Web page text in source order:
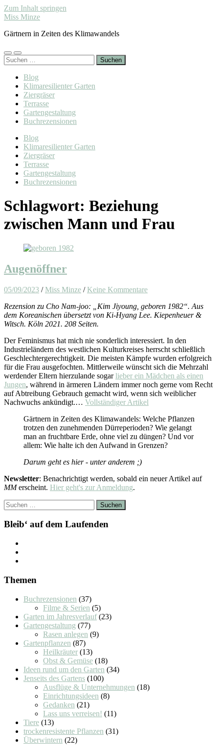
Zum Inhalt springen
Miss Minze
Gärtnern in Zeiten des Klimawandels
Mobile-
Menü
Suchfeld
ein-/ausblenden
Suchen
nach:
Blog
Klimaresilienter Garten
Ziergräser
Terrasse
Gartengestaltung
Buchrezensionen
Blog
Klimaresilienter Garten
Ziergräser
Terrasse
Gartengestaltung
Buchrezensionen
Schlagwort: Beziehung
zwischen Mann und Frau
Augenöffner
05/09/2023 /Miss Minze /Keine Kommentare
Rezension zu Cho Nam-joo: „Kim Jiyoung, geboren 1982“. Aus
dem Koreanischen übersetzt von Ki-Hyang Lee. Kiepenheuer &
Witsch. Köln 2021. 208 Seiten.
Der Feminismus hat mich nie sonderlich interessiert. In den
Industrieländern des westlichen Kulturkreises herrscht schließlich
Geschlechtergerechtigkeit. Die meisten Kämpfe wurden erfolgreich
für die Frau ausgefochten. Mittlerweile wünscht sich die Mehrzahl
werdender Eltern hierzulande sogarlieber ein Mädchen als einen
Jungen, während in ärmeren Ländern immer noch gerne vom Recht
auf Abtreibung Gebrauch gemacht wird, wenn sich weiblicher
Nachwuchs ankündigt.… Vollständiger Artikel
Gärtnern in Zeiten des Klimawandels: Welche Pflanzen
trotzen den zunehmenden Dürreperioden? Wie gelangt
man an fruchtbare Erde, ohne viel zu düngen? Und vor
allem: Wie halte ich den Aufwand in Grenzen?
Darum geht es hier - unter anderem ;)
Newsletter: Benachrichtigt werden, sobald ein neuer Artikel auf
MMerscheint. Hier geht's zur Anmeldung.
Suchen
nach:
Bleib‘ auf dem Laufenden
Themen
Buchrezensionen (37)
Filme & Serien (5)
Garten im Jahresverlauf(23)
Gartengestaltung (77)
Rasen anlegen (9)
Gartenpflanzen (87)
Heilkräuter (13)
Obst & Gemüse (18)
Ideen rund um den Garten (34)
Jenseits des Gartens (100)
Ausflüge & Unternehmungen (18)
Einrichtungsideen (8)
Gedanken (21)
Lass uns verreisen! (11)
Tiere (13)
trockenresistente Pflanzen (31)
Überwintern (22)